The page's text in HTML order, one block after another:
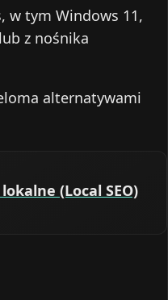
w tym Windows 11,
z nośnika
alternatywami
(Local SEO)